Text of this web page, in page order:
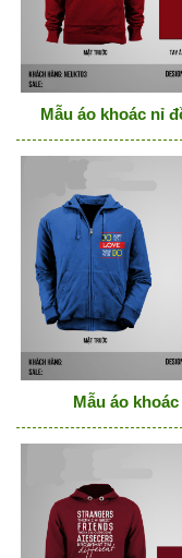
Mẫu áo khoác nỉ
Mẫu áo